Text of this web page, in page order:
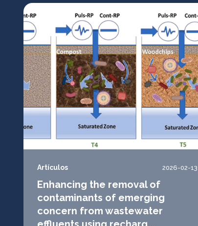
Artículos 2026-02-13
Enhancing the removal of
contaminants of emerging
concern from wastewater